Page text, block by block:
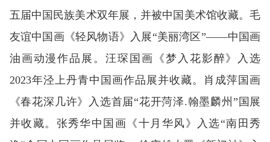
五届中国民族美术双年展，并被中国美术馆收藏。毛
友谊中国画《轻风物语》入展“美丽湾区”——中国画
油画动漫作品展。汪琛国画《梦入花影醉》入选
2023年泾上丹青中国画作品展并收藏。肖成萍国画
《春花深几许》入选首届“花开菏泽.翰墨麟州”国展
并收藏。张秀华中国画《十月华风》入选“南田秀